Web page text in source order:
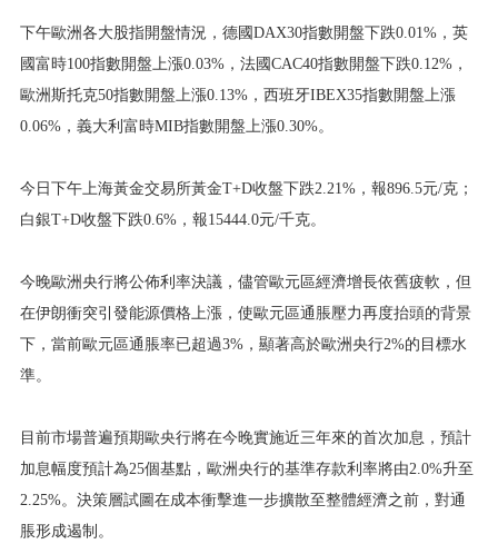
下午歐洲各大股指開盤情況，德國DAX30指數開盤下跌0.01%，英
國富時100指數開盤上漲0.03%，法國CAC40指數開盤下跌0.12%，
歐洲斯托克50指數開盤上漲0.13%，西班牙IBEX35指數開盤上漲
0.06%，義大利富時MIB指數開盤上漲0.30%。
今日下午上海黃金交易所黃金T+D收盤下跌2.21%，報896.5元/克；
白銀T+D收盤下跌0.6%，報15444.0元/千克。
今晚歐洲央行將公佈利率決議，儘管歐元區經濟增長依舊疲軟，但
在伊朗衝突引發能源價格上漲，使歐元區通脹壓力再度抬頭的背景
下，當前歐元區通脹率已超過3%，顯著高於歐洲央行2%的目標水
準。
目前市場普遍預期歐央行將在今晚實施近三年來的首次加息，預計
加息幅度預計為25個基點，歐洲央行的基準存款利率將由2.0%升至
2.25%。決策層試圖在成本衝擊進一步擴散至整體經濟之前，對通
脹形成遏制。